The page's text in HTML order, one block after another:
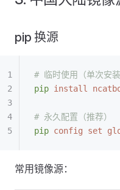
pip 换源
# 临时使用（单次安装
pip install
# 永久配置（推荐）
pip config set
常用镜像源：